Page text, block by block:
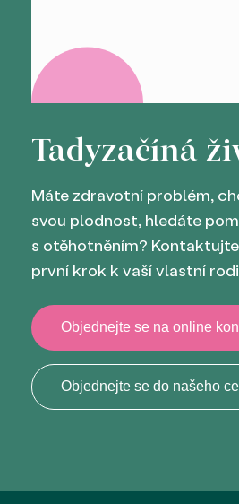
Tadyzačíná
Máte zdravotní problém,
svou plodnost, hledáte
s otěhotněním?
první krok k vaší vlastní
Objednejte se na online
Objednejte se do našeho